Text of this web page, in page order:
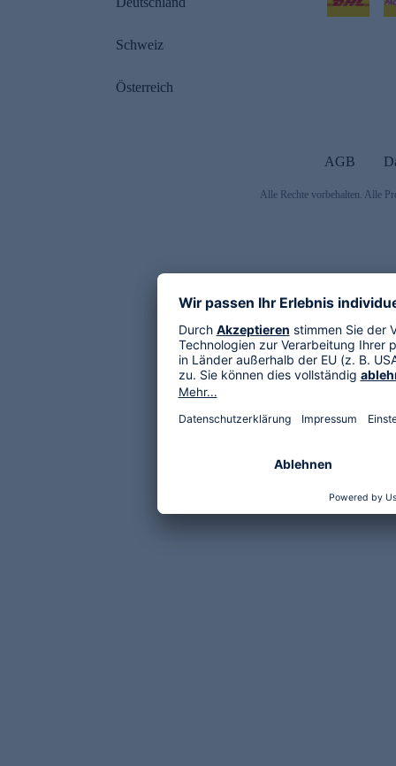
Schweiz
Österreich
AGB
Alle Rechte vorbehalten. Alle